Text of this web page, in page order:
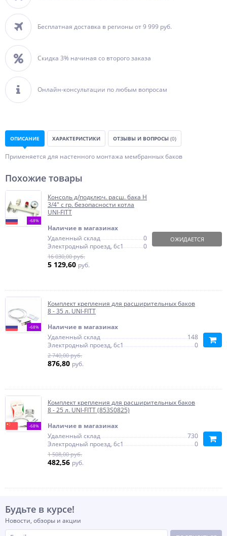
Бесплатная доставка в регионы от 9 999 руб.
Скидка 3% начиная со второго заказа
Онлайн-консультации по любым вопросам
ОПИСАНИЕ ХАРАКТЕРИСТИКИ ОТЗЫВЫ И ВОПРОСЫ (0)
Применяется для настенного монтажа мембранных баков
Похожие товары
-68%
Консоль д/подключ. расш. бака Н
3/4" с гр. безопасности котла
UNI-FITT
Наличие в магазинах
Удаленный склад
0
Электродный проезд, 6с1
0
16 030,00 руб.
5 129,60 руб.
ОЖИДАЕТСЯ
-68%
Комплект крепления для расширительных баков
8 - 35 л. UNI-FITT
Наличие в магазинах
Удаленный склад
148
Электродный проезд, 6с1
0
2 740,00 руб.
876,80 руб.
-68%
Комплект крепления для расширительных баков
8 - 25 л. UNI-FITT (853S0825)
Наличие в магазинах
Удаленный склад
730
Электродный проезд, 6с1
0
1 508,00 руб.
482,56 руб.
Будьте в курсе!
Новости, обзоры и акции